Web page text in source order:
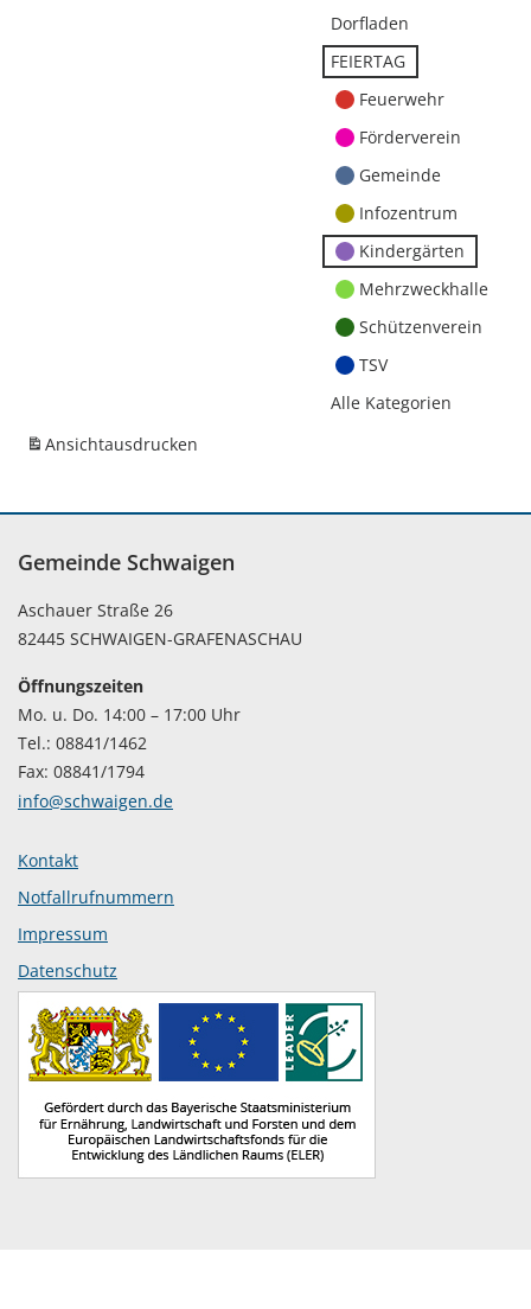
Dorfladen
FEIERTAG
Feuerwehr
Förderverein
Gemeinde
Infozentrum
Kindergärten
Mehrzweckhalle
Schützenverein
TSV
Alle Kategorien
Ansichtausdrucken
Gemeinde Schwaigen
Aschauer Straße 26
82445 SCHWAIGEN-GRAFENASCHAU
Öffnungszeiten
Mo. u. Do. 14:00 – 17:00 Uhr
Tel.: 08841/1462
Fax: 08841/1794
info@schwaigen.de
Kontakt
Notfallrufnummern
Impressum
Datenschutz